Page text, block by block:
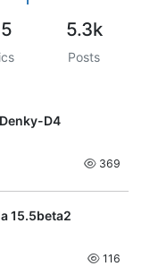
5.3k
Posts
D4
369
15.5beta2
116